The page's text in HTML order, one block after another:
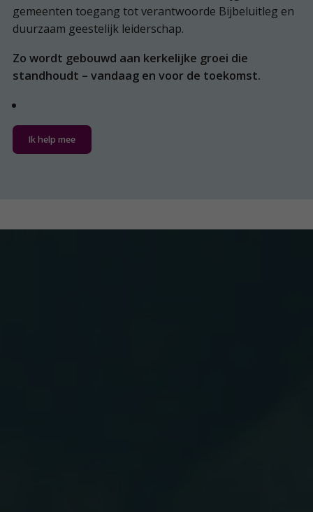
gemeenten toegang tot verantwoorde Bijbeluitleg en
duurzaam geestelijk leiderschap.
Zo wordt gebouwd aan kerkelijke groei die
standhoudt – vandaag en voor de toekomst.
Ik help mee